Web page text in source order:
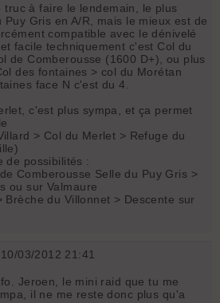
truc à faire le lendemain, le plus
Gris en A/R, mais le mieux est de
compatible avec le dénivelé
facile techniquement c'est Col du
de Comberousse (1600 D+), ou plus
des fontaines > col du Morétan
face N c'est du 4.
c'est plus sympa, et ça permet
> Col du Merlet > Refuge du
de possibilités :
Comberousse Selle du Puy Gris >
ou sur Valmaure
Brèche du Villonnet > Descente sur
03/2012 21:41
Jeroen, le mini raid que tu me
il ne me reste donc plus qu'a